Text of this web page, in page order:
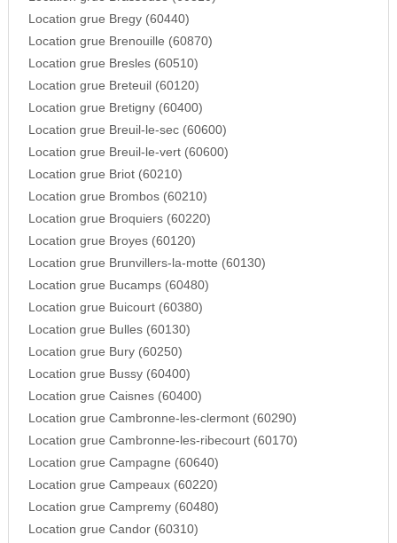
Location grue Bregy (60440)
Location grue Brenouille (60870)
Location grue Bresles (60510)
Location grue Breteuil (60120)
Location grue Bretigny (60400)
Location grue Breuil-le-sec (60600)
Location grue Breuil-le-vert (60600)
Location grue Briot (60210)
Location grue Brombos (60210)
Location grue Broquiers (60220)
Location grue Broyes (60120)
Location grue Brunvillers-la-motte (60130)
Location grue Bucamps (60480)
Location grue Buicourt (60380)
Location grue Bulles (60130)
Location grue Bury (60250)
Location grue Bussy (60400)
Location grue Caisnes (60400)
Location grue Cambronne-les-clermont (60290)
Location grue Cambronne-les-ribecourt (60170)
Location grue Campagne (60640)
Location grue Campeaux (60220)
Location grue Campremy (60480)
Location grue Candor (60310)